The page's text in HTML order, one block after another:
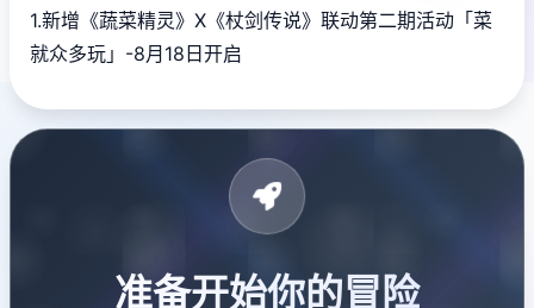
1.新增《蔬菜精灵》X《杖剑传说》联动第二期活动「菜
就众多玩」-8月18日开启
准备开始你的冒险